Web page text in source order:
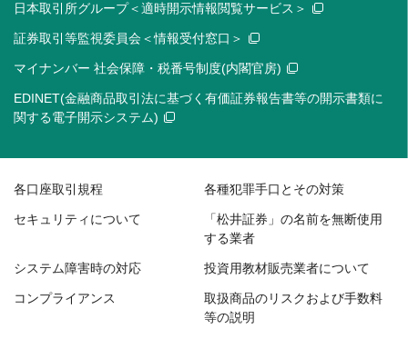
日本取引所グループ＜適時開示情報閲覧サービス＞
証券取引等監視委員会＜情報受付窓口＞
マイナンバー 社会保障・税番号制度(内閣官房)
EDINET(金融商品取引法に基づく有価証券報告書等の開示書類に
関する電子開示システム)
各口座取引規程 各種犯罪手口とその対策
セキュリティについて
「松井証券」の名前を無断使用
する業者
システム障害時の対応 投資用教材販売業者について
コンプライアンス
取扱商品のリスクおよび手数料
等の説明